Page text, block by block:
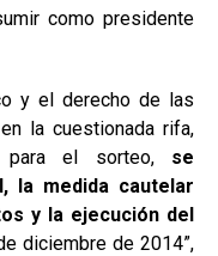
como presidente
y el derecho de las
la cuestionada rifa,
para el sorteo, se
la medida cautelar
y la ejecución del
diciembre de 2014”,